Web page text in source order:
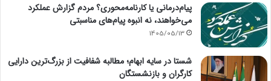
پیام‌درمانی یا کارنامه‌محوری؟ مردم گزارش عملکرد
می‌خواهند، نه انبوه پیام‌های مناسبتی
1405/05/13
شستا در سایه ابهام؛ مطالبه شفافیت از بزرگ‌ترین دارایی
کارگران و بازنشستگان